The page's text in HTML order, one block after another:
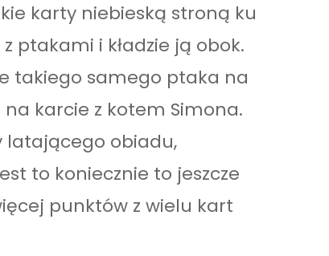
karty niebieską stroną ku
ptakami i kładzie ją obok.
takiego samego ptaka na
karcie z kotem Simona.
latającego obiadu,
to koniecznie to jeszcze
punktów z wielu kart